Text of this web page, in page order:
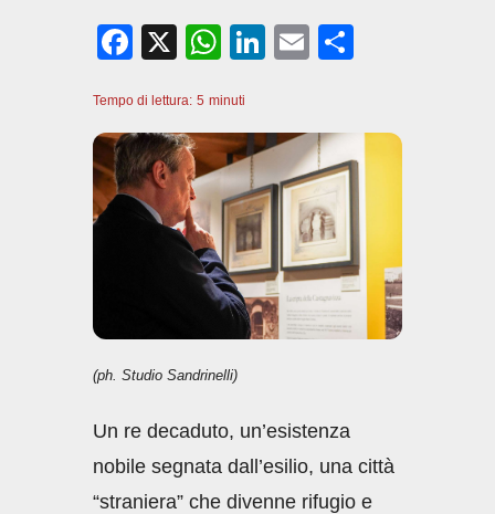
F
c
e
b
o
X
W
at
s
A
p
p
Li
e
dI
n
E
di
vi
di
Tempo di lettura: 5 minuti
(ph. Studio Sandrinelli)
Un re decaduto, un’esistenza
nobile segnata dall’esilio, una città
“straniera” che divenne rifugio e